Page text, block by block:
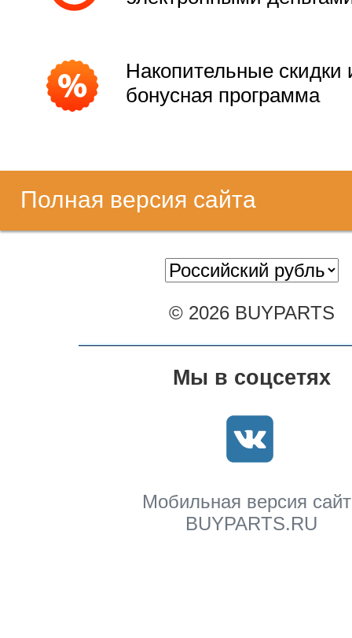
Накопительные скидки
бонусная программа
Полная версия сайта
© 2026 BUYPARTS
Мы в соцсетях
Мобильная версия
BUYPARTS.RU